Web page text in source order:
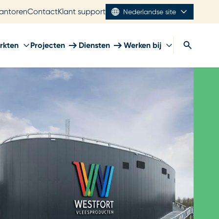
ContactKlant support Nederlandse site
Projecten Diensten Werken bij